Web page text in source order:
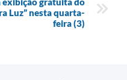
Luz” nesta quarta-
feira (3)